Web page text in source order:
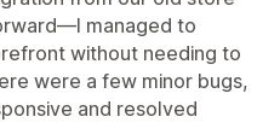
managed to
without needing to
were a few minor bugs,
and resolved